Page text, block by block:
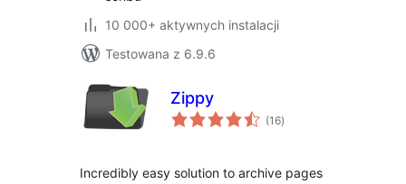
10 000+ aktywnych instalacji
Testowana z 6.9.6
Zippy
(16wszystkich
ocen
)
Incredibly easy solution to archive pages